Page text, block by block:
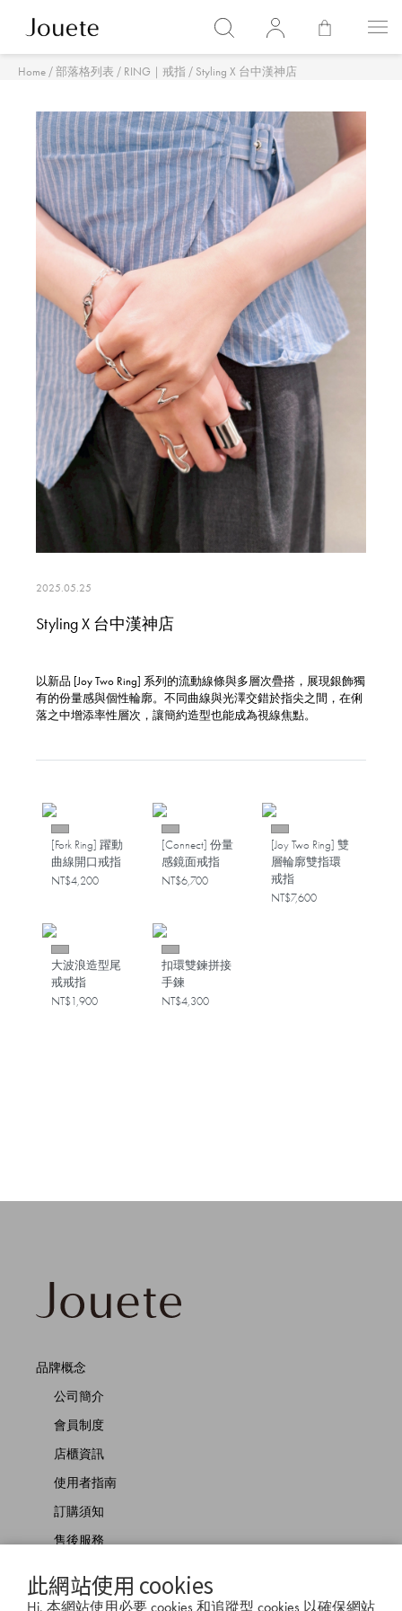
此網站使用 cookies
Hi, 本網站使用必要 cookies 和追蹤型 cookies 以確保網站
Home / 部落格列表 / RING｜戒指 / Styling X 台中漢神店
2025.05.25
Styling X 台中漢神店
以新品 [Joy Two Ring] 系列的流動線條與多層次疊搭，展現銀飾獨
有的份量感與個性輪廓。不同曲線與光澤交錯於指尖之間，在俐
落之中增添率性層次，讓簡約造型也能成為視線焦點。
[Fork Ring] 躍動
曲線開口戒指
NT$4,200
[Connect] 份量
感鏡面戒指
NT$6,700
[Joy Two Ring] 雙
層輪廓雙指環
戒指
NT$7,600
大波浪造型尾
戒戒指
NT$1,900
扣環雙鍊拼接
手鍊
NT$4,300
品牌概念
公司簡介
會員制度
店櫃資訊
使用者指南
訂購須知
售後服務
聯絡我們